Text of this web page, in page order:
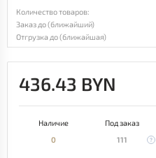
Количество товаров:
Заказ до (ближайший)
Отгрузка до (ближайшая)
436.43 BYN
Наличие Под заказ
0
111